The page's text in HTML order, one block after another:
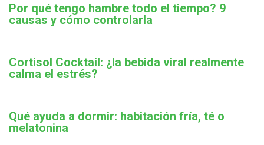
Por qué tengo hambre todo el tiempo? 9
causas y cómo controlarla
Cortisol Cocktail: ¿la bebida viral realmente
calma el estrés?
Qué ayuda a dormir: habitación fría, té o
melatonina